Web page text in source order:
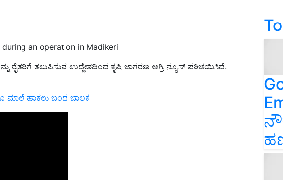
an operation in Madikeri
ರೈತರಿಗೆ ತಲುಪಿಸುವ ಉದ್ದೇಶದಿಂದ ಕೃಷಿ ಜಾಗರಣ ಅಗ್ರಿ ನ್ಯೂಸ್‌ ಪರಿಚಯಿಸಿದೆ.
ಮಾಲೆ ಹಾಕಲು ಬಂದ ಬಾಲಕ